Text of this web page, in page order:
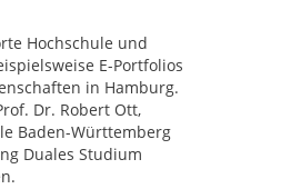
Hochschule und
E-Portfolios
in Hamburg.
Dr. Robert Ott,
Baden-Württemberg
Duales Studium